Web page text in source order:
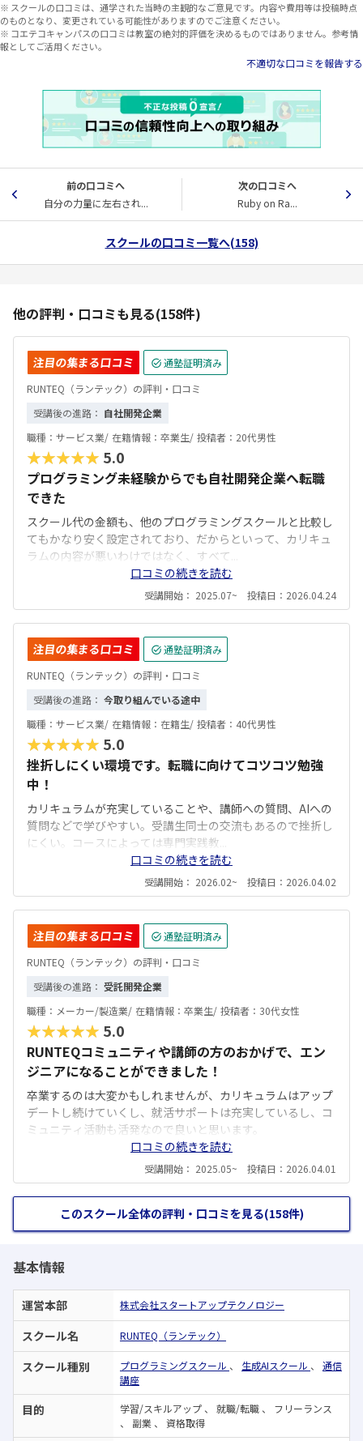
※ スクールの口コミは、通学された当時の主観的なご意見です。内容や費用等は投稿時点
のものとなり、変更されている可能性がありますのでご注意ください。
※ コエテコキャンパスの口コミは教室の絶対的評価を決めるものではありません。参考情
報としてご活用ください。
不適切な口コミを報告する
前の口コミへ
自分の力量に左右され...
次の口コミへ
Ruby on Ra...
スクールの口コミ一覧へ(158)
他の評判・口コミも見る(158件)
注目の集まる口コミ
通塾証明済み
RUNTEQ（ランテック）の評判・口コミ
受講後の進路： 自社開発企業
職種： サービス業/ 在籍情報： 卒業生/ 投稿者： 20代男性
★★★★★ 5.0
プログラミング未経験からでも自社開発企業へ転職
できた
スクール代の金額も、他のプログラミングスクールと比較し
てもかなり安く設定されており、だからといって、カリキュ
ラムの内容が悪いわけではなく、すべて...
口コミの続きを読む
受講開始： 2025.07~ 投稿日：2026.04.24
注目の集まる口コミ
通塾証明済み
RUNTEQ（ランテック）の評判・口コミ
受講後の進路： 今取り組んでいる途中
職種： サービス業/ 在籍情報： 在籍生/ 投稿者： 40代男性
★★★★★ 5.0
挫折しにくい環境です。転職に向けてコツコツ勉強
中！
カリキュラムが充実していることや、講師への質問、AIへの
質問などで学びやすい。受講生同士の交流もあるので挫折し
にくい。コースによっては専門実践教...
口コミの続きを読む
受講開始： 2026.02~ 投稿日：2026.04.02
注目の集まる口コミ
通塾証明済み
RUNTEQ（ランテック）の評判・口コミ
受講後の進路： 受託開発企業
職種： メーカー/製造業/ 在籍情報： 卒業生/ 投稿者： 30代女性
★★★★★ 5.0
RUNTEQコミュニティや講師の方のおかげで、エン
ジニアになることができました！
卒業するのは大変かもしれませんが、カリキュラムはアップ
デートし続けていくし、就活サポートは充実しているし、コ
ミュニティ活動も活発なので良いと思います。
口コミの続きを読む
受講開始： 2025.05~ 投稿日：2026.04.01
このスクール全体の評判・口コミを見る(158件)
基本情報
運営本部 株式会社スタートアップテクノロジー
スクール名 RUNTEQ（ランテック）
スクール種別 プログラミングスクール 、 生成AIスクール 、 通信
講座
目的 学習/スキルアップ 、 就職/転職 、 フリーランス
、 副業 、 資格取得